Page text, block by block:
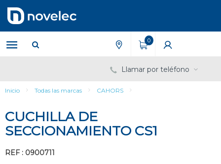
contenido
menú
de
navegación
0
Llamar por teléfono
Inicio Todas las marcas CAHORS
CUCHILLA DE
SECCIONAMIENTO CS1
REF : 0900711